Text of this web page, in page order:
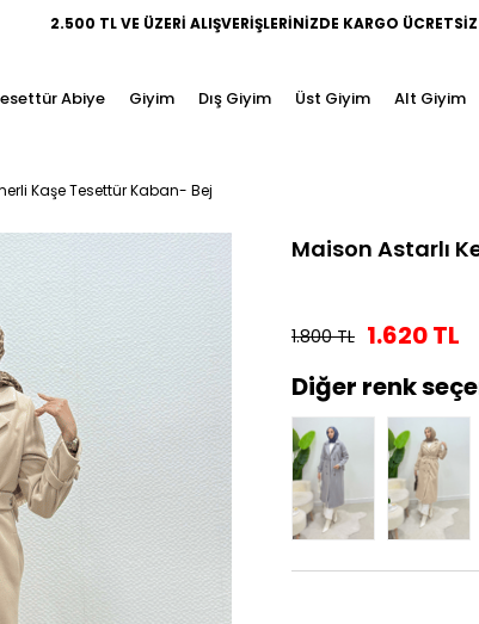
2.500 TL VE ÜZERİ ALIŞVERİŞLERİNİZDE KARGO
Abiye Giyim Dış Giyim Üst Giyim Alt Giyim
Kaşe Tesettür Kaban- Bej
Maison Astarlı
1.800 TL 1.620 TL
Diğer renk